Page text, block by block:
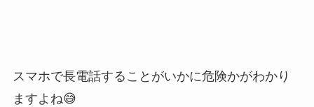
スマホで長電話することがいかに危険かがわかり
ますよね😅